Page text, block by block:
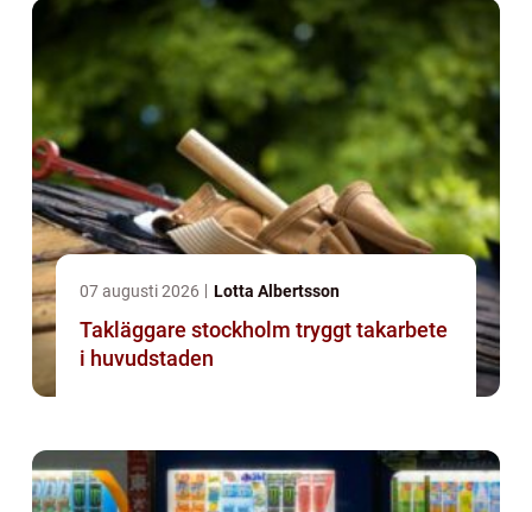
07 augusti 2026 Lotta Albertsson
Takläggare stockholm tryggt takarbete
i huvudstaden